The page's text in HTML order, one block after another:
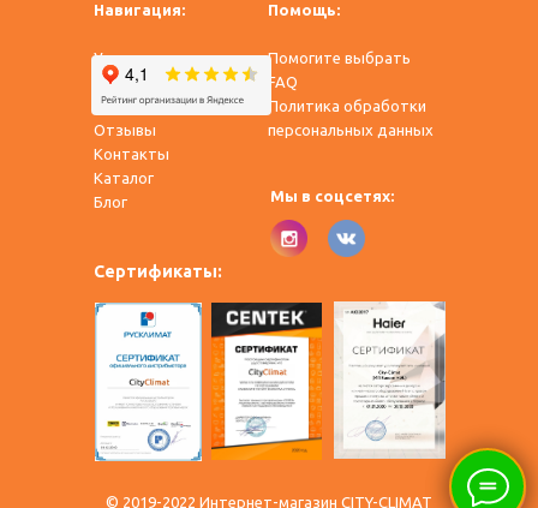
Навигация:
Услуги
Оплата и доставка
О нас
Отзывы
Контакты
Каталог
​Блог
Помощь:
Помогите выбрать
FAQ
Политика обработки
персональных данных
© 2019-2022 Интернет-магазин CITY-CLIMAT
Мы в соцсетях:
Сертификаты: